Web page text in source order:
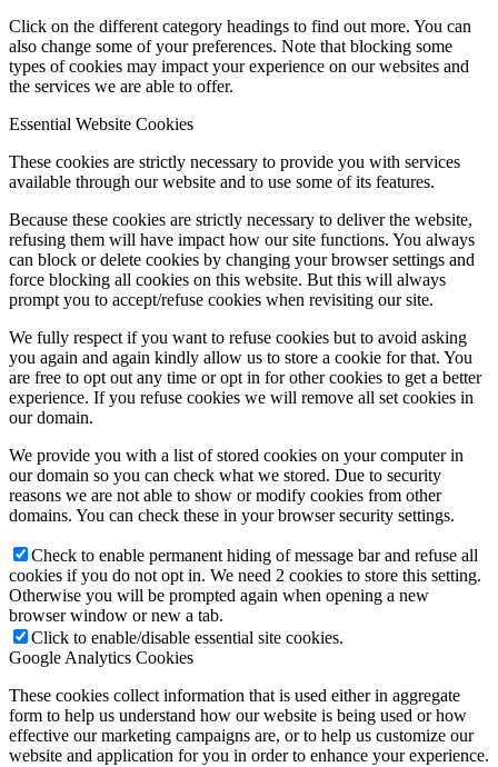
Click on the different category headings to find out more. You can
also change some of your preferences. Note that blocking some
types of cookies may impact your experience on our websites and
the services we are able to offer.
Essential Website Cookies
These cookies are strictly necessary to provide you with services
available through our website and to use some of its features.
Because these cookies are strictly necessary to deliver the website,
refusing them will have impact how our site functions. You always
can block or delete cookies by changing your browser settings and
force blocking all cookies on this website. But this will always
prompt you to accept/refuse cookies when revisiting our site.
We fully respect if you want to refuse cookies but to avoid asking
you again and again kindly allow us to store a cookie for that. You
are free to opt out any time or opt in for other cookies to get a better
experience. If you refuse cookies we will remove all set cookies in
our domain.
We provide you with a list of stored cookies on your computer in
our domain so you can check what we stored. Due to security
reasons we are not able to show or modify cookies from other
domains. You can check these in your browser security settings.
Check to enable permanent hiding of message bar and refuse all
cookies if you do not opt in. We need 2 cookies to store this setting.
Otherwise you will be prompted again when opening a new
browser window or new a tab.
Click to enable/disable essential site cookies.
Google Analytics Cookies
These cookies collect information that is used either in aggregate
form to help us understand how our website is being used or how
effective our marketing campaigns are, or to help us customize our
website and application for you in order to enhance your experience.